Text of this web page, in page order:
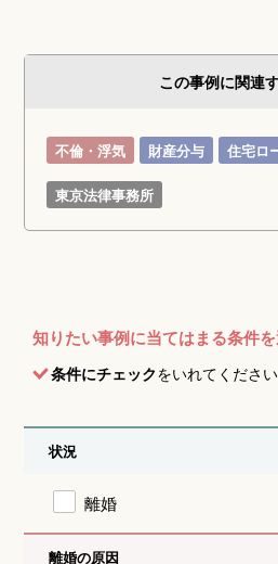
この事例に関連
不倫・浮気 財産分与 住宅ロ
東京法律事務所
知りたい事例に当てはまる条件
条件にチェックをいれてくださ
状況
離婚
離婚の原因